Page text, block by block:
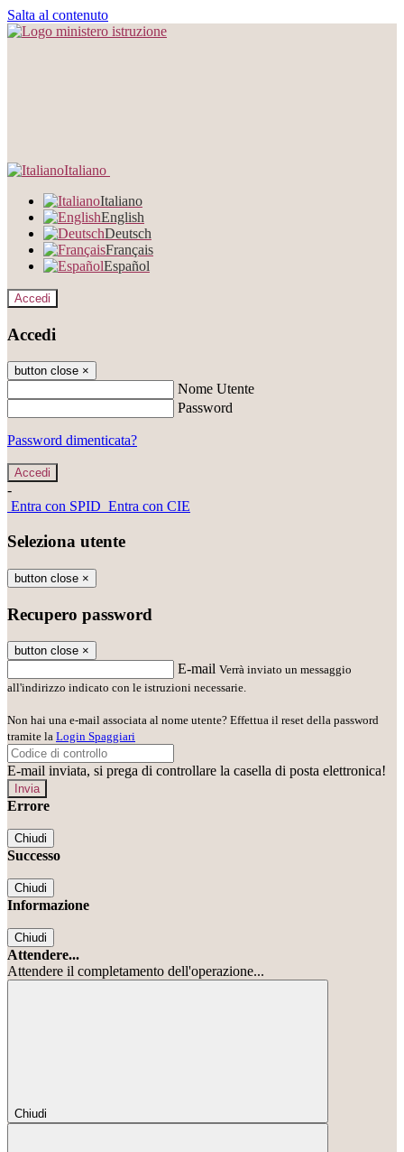
Salta al contenuto
Italiano
Italiano
English
Deutsch
Français
Español
Accedi
Accedi
button close ×
Nome Utente
Password
Password dimenticata?
-
Entra con SPID Entra con CIE
Seleziona utente
button close ×
Recupero password
button close ×
E-mail Verrà inviato un messaggio
all'indirizzo indicato con le istruzioni necessarie.
Non hai una e-mail associata al nome utente? Effettua il reset della password
tramite la Login Spaggiari
E-mail inviata, si prega di controllare la casella di posta elettronica!
Errore
Chiudi
Successo
Chiudi
Informazione
Chiudi
Attendere...
Attendere il completamento dell'operazione...
Chiudi